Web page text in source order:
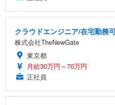
クラウドエンジニア/在宅勤務
株式会社TheNewGate
東京都
月給30万円～70万円
正社員